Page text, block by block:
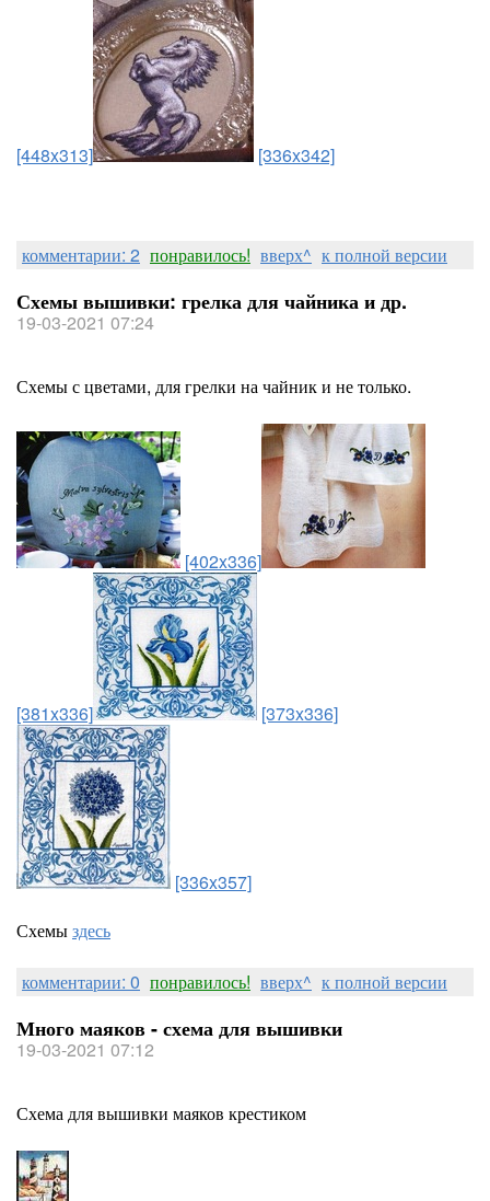
[448x313] [336x342]
комментарии: 2 понравилось! вверх^ к полной версии
Схемы вышивки: грелка для чайника и др.
19-03-2021 07:24
Схемы с цветами, для грелки на чайник и не только.
[402x336]
[381x336] [373x336]
[336x357]
Схемыздесь
комментарии: 0 понравилось! вверх^ к полной версии
Много маяков - схема для вышивки
19-03-2021 07:12
Схема для вышивки маяков крестиком